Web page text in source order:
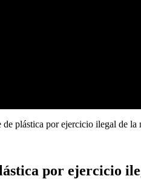
de plástica por ejercicio ilegal de la
por ejercicio